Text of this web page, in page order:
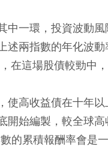
中一環，投資波動
述兩指數的年化波
在這場股債較勁中
使高收益債在十年
始編製，較全球高
的累積報酬率會是